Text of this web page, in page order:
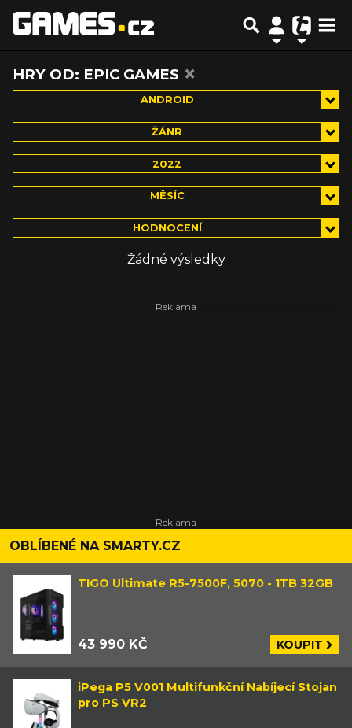
HRY OD: EPIC GAMES ×
ANDROID
ŽÁNR
2022
MĚSÍC
HODNOCENÍ
Žádné výsledky
OBLÍBENÉ NA SMARTY.CZ
TIGO Ultimate R5-7500F, 5070 - 1TB 32GB
43 990 KČ KOUPIT
iPega P5 V001 Multifunkční Nabíjecí Stojan
pro PS VR2